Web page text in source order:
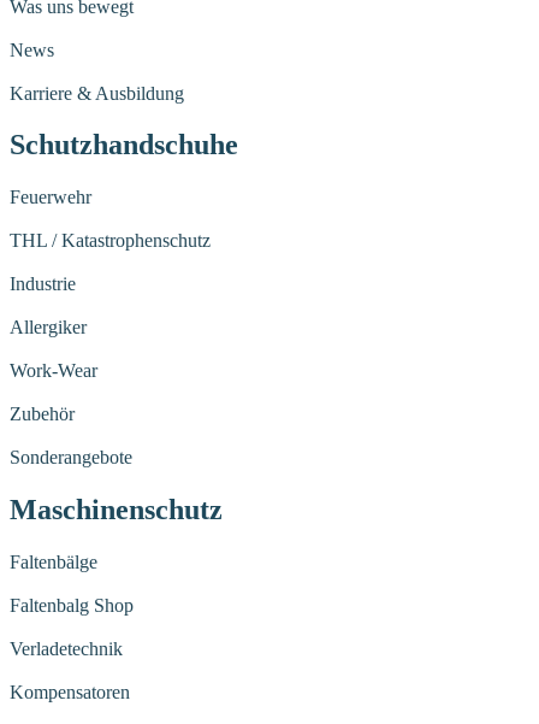
Was uns bewegt
News
Karriere & Ausbildung
Schutzhandschuhe
Feuerwehr
THL / Katastrophenschutz
Industrie
Allergiker
Work-Wear
Zubehör
Sonderangebote
Maschinenschutz
Faltenbälge
Faltenbalg Shop
Verladetechnik
Kompensatoren